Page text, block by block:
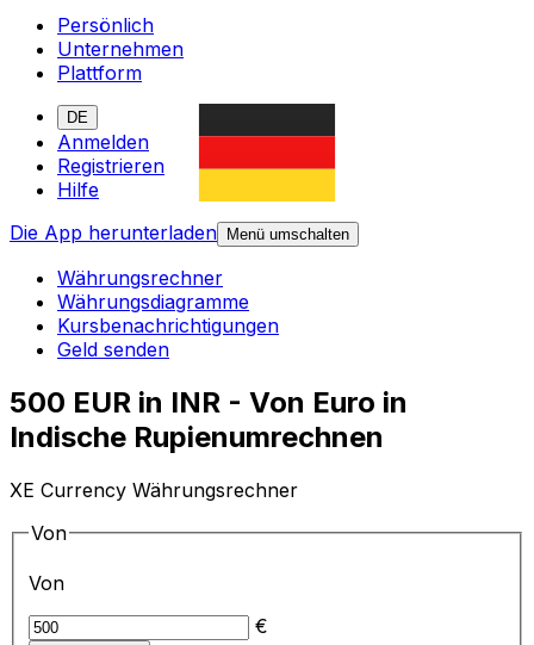
Persönlich
Unternehmen
Plattform
DE
Anmelden
Registrieren
Hilfe
Die App herunterladen
Menü umschalten
Währungsrechner
Währungsdiagramme
Kursbenachrichtigungen
Geld senden
500 EUR in INR - Von Euro in
Indische Rupienumrechnen
XE Currency Währungsrechner
Von
Von
€